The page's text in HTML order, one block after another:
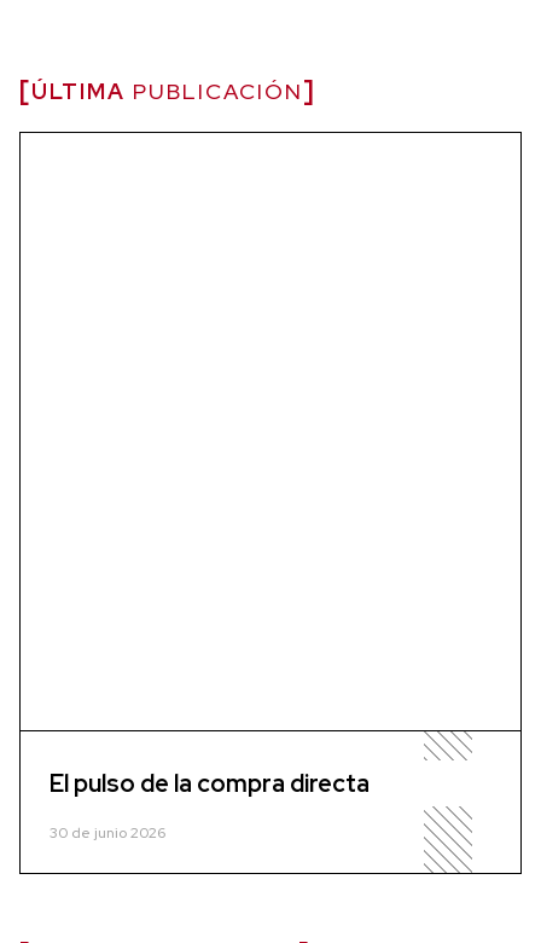
ÚLTIMA PUBLICACIÓN
El pulso de la compra directa
30 de junio 2026